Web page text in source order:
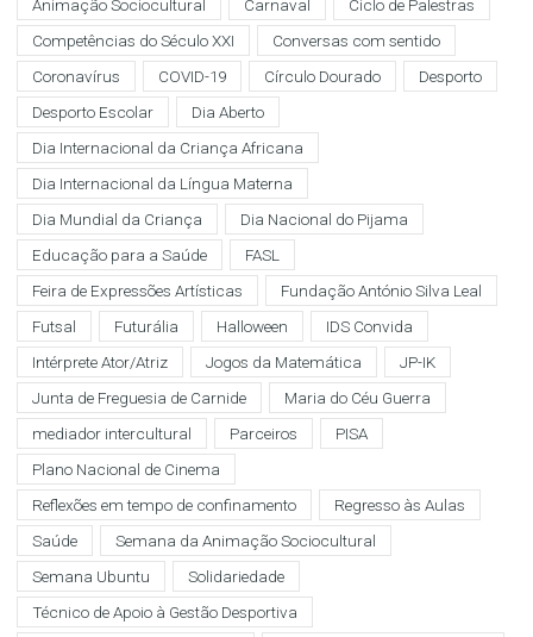
Animação Sociocultural
Carnaval
Ciclo de Palestras
Competências do Século XXI
Conversas com sentido
Coronavírus
COVID-19 Círculo Dourado
Desporto
Desporto Escolar
Dia Aberto
Dia Internacional da Criança Africana
Dia Internacional da Língua Materna
Dia Mundial da Criança
Dia Nacional do Pijama
Educação para a Saúde
FASL
Feira de Expressões Artísticas
Fundação António Silva Leal
Futsal
Futurália Halloween
IDS Convida
Intérprete Ator/Atriz
Jogos da Matemática
JP-IK
Junta de Freguesia de Carnide
Maria do Céu Guerra
mediador intercultural
Parceiros
PISA
Plano Nacional de Cinema
Reflexões em tempo de confinamento
Regresso às Aulas
Saúde
Semana da Animação Sociocultural
Semana Ubuntu
Solidariedade
Técnico de Apoio à Gestão Desportiva